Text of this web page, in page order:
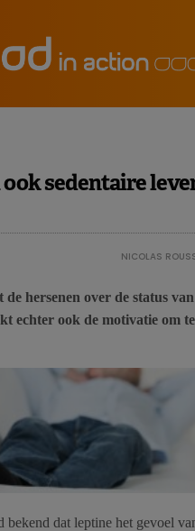
sedentaire
NICOLAS
hersenen over de status
echter ook de motivatie om
bekend dat leptine het gevoel